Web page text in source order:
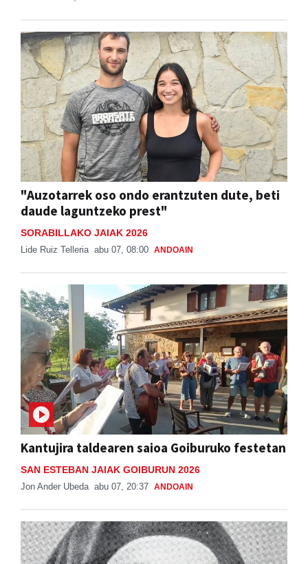
"Auzotarrek oso ondo erantzuten dute, beti
daude laguntzeko prest"
SORABILLAKO JAIAK 2026
Lide Ruiz Telleria abu 07, 08:00 ANDOAIN
Kantujira taldearen saioa Goiburuko festetan
SAN ESTEBAN JAIAK GOIBURUN 2026
Jon Ander Ubeda abu 07, 20:37 ANDOAIN